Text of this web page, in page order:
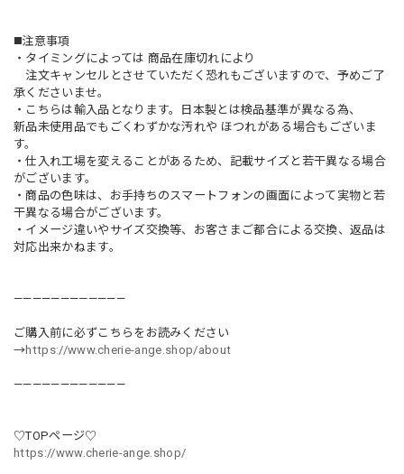
◼️注意事項
・タイミングによっては 商品在庫切れにより
注文キャンセルとさせていただく恐れもございますので、予めご了
承くださいませ。
・こちらは輸入品となります。日本製とは検品基準が異なる為、
新品未使用品でもごくわずかな汚れや ほつれがある場合もございま
す。
・仕入れ工場を変えることがあるため、記載サイズと若干異なる場合
がございます。
・商品の色味は、お手持ちのスマートフォンの画面によって実物と若
干異なる場合がございます。
・イメージ違いやサイズ交換等、お客さまご都合による交換、返品は
対応出来かねます。
————————————
ご購入前に必ずこちらをお読みください
→https://www.cherie-ange.shop/about
————————————
♡TOPページ♡
https://www.cherie-ange.shop/